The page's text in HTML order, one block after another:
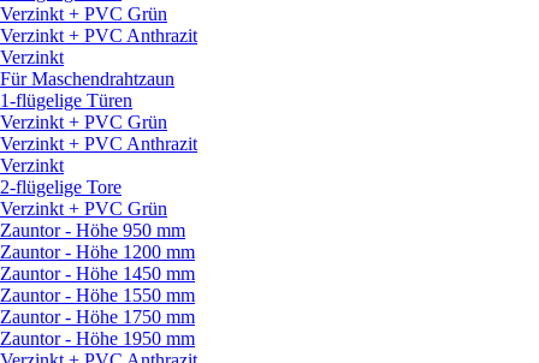
Verzinkt + PVC Grün
Verzinkt + PVC Anthrazit
Verzinkt
Für Maschendrahtzaun
1-flügelige Türen
Verzinkt + PVC Grün
Verzinkt + PVC Anthrazit
Verzinkt
2-flügelige Tore
Verzinkt + PVC Grün
Zauntor - Höhe 950 mm
Zauntor - Höhe 1200 mm
Zauntor - Höhe 1450 mm
Zauntor - Höhe 1550 mm
Zauntor - Höhe 1750 mm
Zauntor - Höhe 1950 mm